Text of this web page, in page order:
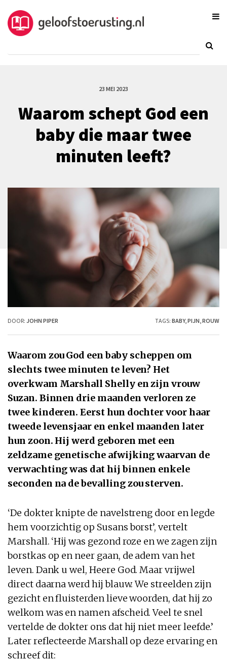
23 MEI 2023
Waarom schept God een
baby die maar twee
minuten leeft?
DOOR: JOHN PIPER TAGS: BABY, PIJN ROUW
Waarom zou God een baby scheppen om
slechts twee minuten te leven? Het
overkwam Marshall Shelly en zijn vrouw
Suzan. Binnen drie maanden verloren ze
twee kinderen. Eerst hun dochter voor haar
tweede levensjaar en enkel maanden later
hun zoon. Hij werd geboren met een
zeldzame genetische afwijking waarvan de
verwachting was dat hij binnen enkele
seconden na de bevalling zou sterven.
‘De dokter knipte de navelstreng door en legde
hem voorzichtig op Susans borst’, vertelt
Marshall. ‘Hij was gezond roze en we zagen zijn
borstkas op en neer gaan, de adem van het
leven. Dank u wel, Heere God. Maar vrijwel
direct daarna werd hij blauw. We streelden zijn
gezicht en fluisterden lieve woorden, dat hij zo
welkom was en namen afscheid. Veel te snel
vertelde de dokter ons dat hij niet meer leefde.’
Later reflecteerde Marshall op deze ervaring en
schreef dit: